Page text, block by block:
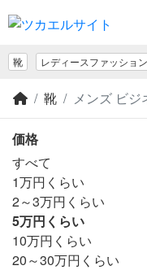
靴 レディースファッション
靴 メンズ ビジ
価格
すべて
1万円くらい
2～3万円くらい
5万円くらい
10万円くらい
20～30万円くらい